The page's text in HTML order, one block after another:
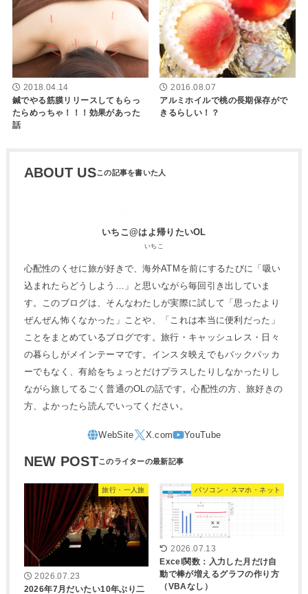
2018.04.14
鍼でやる筋膜リリースしてもらっ
たらめっちゃ！！！効果があった
話
2016.08.07
アルミホイルで桃の長期保存がで
きるらしい！？
ABOUT US
いちこ@はよ帰りたいOL
いちこ
心配性のくせに旅が好きで、海外ATMを前にするたびに「吸い
込まれたらどうしよう…」と思いながら毎回引き出していま
す。このブログは、そんなわたしが実際に試して「思ったより
ぜんぜん怖くなかった」ことや、「これは本当に便利だった」
ことをまとめているブログです。旅行・キャッシュレス・日々
の暮らしがメインテーマです。インスタ映えでもバックパッカ
ーでもなく、有給をちょっとだけプラスしたりしなかったりし
ながら旅してるごく普通のOLの話です。心配性の方、旅好きの
方、よかったら読んでいってください。
NEW POST
旅行・一人旅
2026.07.23
2026年7月だいたい10年ぶり二
パソコン・スマホ・ネット
2026.07.13
Excel関数：入力した月だけ自
動で棒が増えるグラフの作り方
（VBAなし）